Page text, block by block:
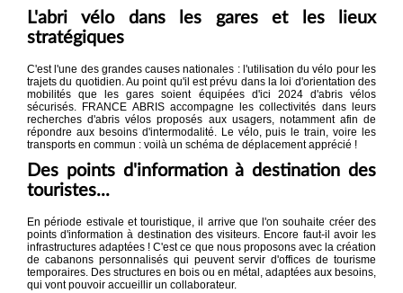
L'abri vélo dans les gares et les lieux
stratégiques
C'est l'une des grandes causes nationales : l'utilisation du vélo pour les
trajets du quotidien. Au point qu'il est prévu dans la loi d'orientation des
mobilités que les gares soient équipées d'ici 2024 d'abris vélos
sécurisés. FRANCE ABRIS accompagne les collectivités dans leurs
recherches d'abris vélos proposés aux usagers, notamment afin de
répondre aux besoins d'intermodalité. Le vélo, puis le train, voire les
transports en commun : voilà un schéma de déplacement apprécié !
Des points d'information à destination des
touristes...
En période estivale et touristique, il arrive que l'on souhaite créer des
points d'information à destination des visiteurs. Encore faut-il avoir les
infrastructures adaptées ! C'est ce que nous proposons avec la création
de cabanons personnalisés qui peuvent servir d'offices de tourisme
temporaires. Des structures en bois ou en métal, adaptées aux besoins,
qui vont pouvoir accueillir un collaborateur.